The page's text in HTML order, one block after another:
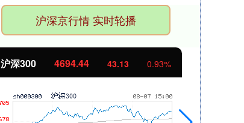
沪深京行情 实时轮播
沪深300 4694.44 43.13 0.93%